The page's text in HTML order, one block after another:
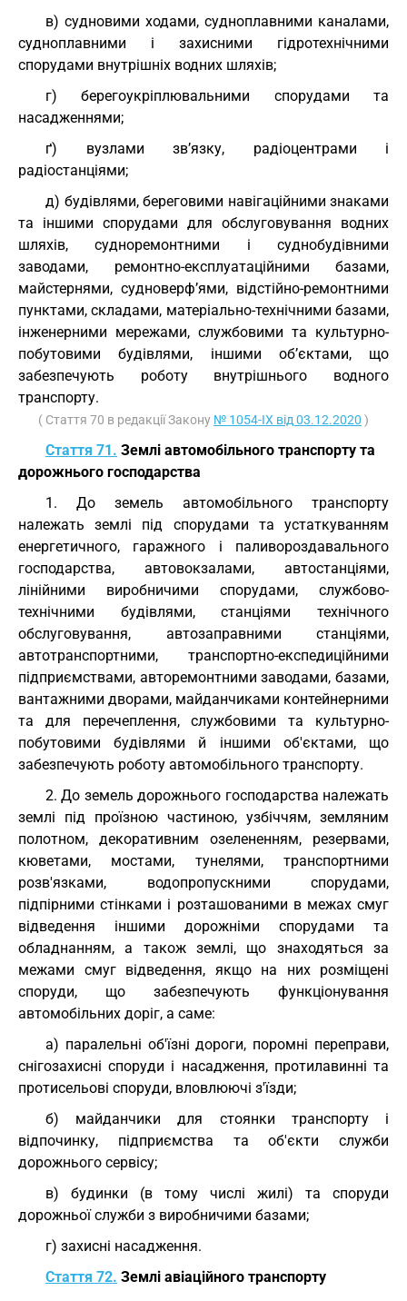
в) судновими ходами, судноплавними каналами,
судноплавними і захисними гідротехнічними
спорудами внутрішніх водних шляхів;
г) берегоукріплювальними спорудами та
насадженнями;
ґ) вузлами зв’язку, радіоцентрами і
радіостанціями;
д) будівлями, береговими навігаційними знаками
та іншими спорудами для обслуговування водних
шляхів, судноремонтними і суднобудівними
заводами, ремонтно-експлуатаційними базами,
майстернями, судноверф’ями, відстійно-ремонтними
пунктами, складами, матеріально-технічними базами,
інженерними мережами, службовими та культурно-
побутовими будівлями, іншими об’єктами, що
забезпечують роботу внутрішнього водного
транспорту.
( Стаття 70 в редакції Закону № 1054-IX від 03.12.2020 )
Стаття 71. Землі автомобільного транспорту та
дорожнього господарства
1. До земель автомобільного транспорту
належать землі під спорудами та устаткуванням
енергетичного, гаражного і паливороздавального
господарства, автовокзалами, автостанціями,
лінійними виробничими спорудами, службово-
технічними будівлями, станціями технічного
обслуговування, автозаправними станціями,
автотранспортними, транспортно-експедиційними
підприємствами, авторемонтними заводами, базами,
вантажними дворами, майданчиками контейнерними
та для перечеплення, службовими та культурно-
побутовими будівлями й іншими об'єктами, що
забезпечують роботу автомобільного транспорту.
2. До земель дорожнього господарства належать
землі під проїзною частиною, узбіччям, земляним
полотном, декоративним озелененням, резервами,
кюветами, мостами, тунелями, транспортними
розв'язками, водопропускними спорудами,
підпірними стінками і розташованими в межах смуг
відведення іншими дорожніми спорудами та
обладнанням, а також землі, що знаходяться за
межами смуг відведення, якщо на них розміщені
споруди, що забезпечують функціонування
автомобільних доріг, а саме:
а) паралельні об'їзні дороги, поромні переправи,
снігозахисні споруди і насадження, протилавинні та
протисельові споруди, вловлюючі з'їзди;
б) майданчики для стоянки транспорту і
відпочинку, підприємства та об'єкти служби
дорожнього сервісу;
в) будинки (в тому числі жилі) та споруди
дорожньої служби з виробничими базами;
г) захисні насадження.
Стаття 72. Землі авіаційного транспорту